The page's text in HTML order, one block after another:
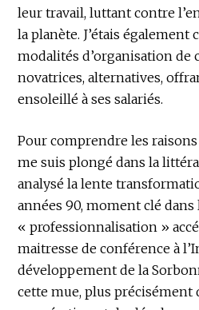
leur travail, luttant contre
la planète. J’étais également
modalités d’organisation de
novatrices, alternatives,
ensoleillé à ses salariés.
Pour comprendre les
me suis plongé dans la
analysé la lente
années 90, moment clé dans
« professionnalisation »
maitresse de conférence à
développement de la
cette mue, plus précisément